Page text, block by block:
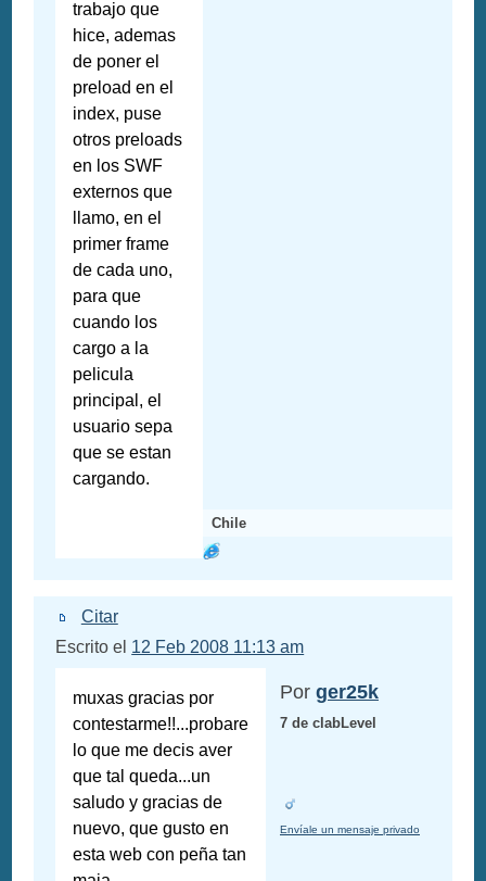
trabajo que
hice, ademas
de poner el
preload en el
index, puse
otros preloads
en los SWF
externos que
llamo, en el
primer frame
de cada uno,
para que
cuando los
cargo a la
pelicula
principal, el
usuario sepa
que se estan
cargando.
Chile
Citar
Escrito el 12 Feb 2008 11:13 am
muxas gracias por
contestarme!!...probare
lo que me decis aver
que tal queda...un
saludo y gracias de
nuevo, que gusto en
esta web con peña tan
Por ger25k
7 de clabLevel
Envíale un mensaje privado